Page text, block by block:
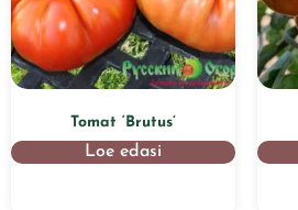
Tomat ‘Brutus’
Loe edasi